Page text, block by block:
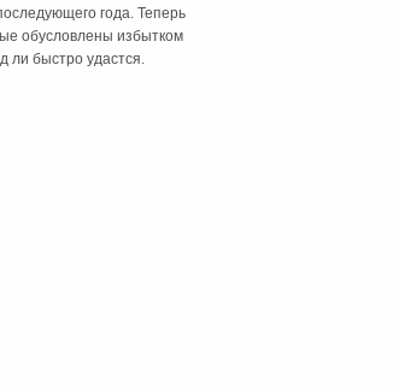
года. Теперь
обусловлены избытком
ли быстро удастся.